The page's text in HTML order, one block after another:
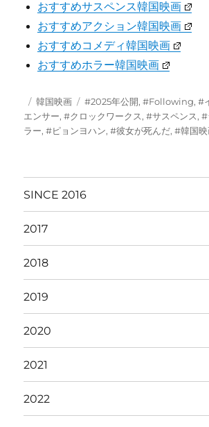
おすすめサスペンス韓国映画
おすすめアクション韓国映画
おすすめコメディ韓国映画
おすすめホラー韓国映画
投
稿
日:
カ
テ
ゴ
韓国映画
タ
グ
#2025年公開,#Following,#
エンサー,#クロックワークス,#サスペンス,#
ラー,#ピョンヨハン,#彼女が死んだ,#韓国
SINCE 2016
2017
2018
2019
2020
2021
2022